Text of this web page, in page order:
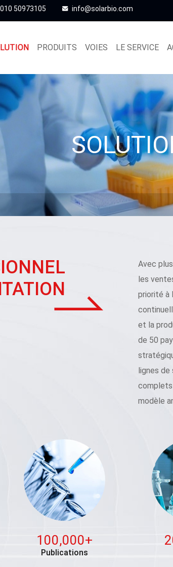
50973105 info@solarbio.com
PRODUITS VOIES LE SERVICE
Avec
les
priorité à
et la
de 50
lignes
complets
modèle
100,000+
Publications